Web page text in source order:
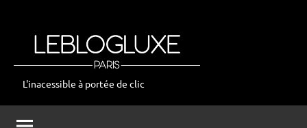
leblogluxe
L'inacessible à portée de clic